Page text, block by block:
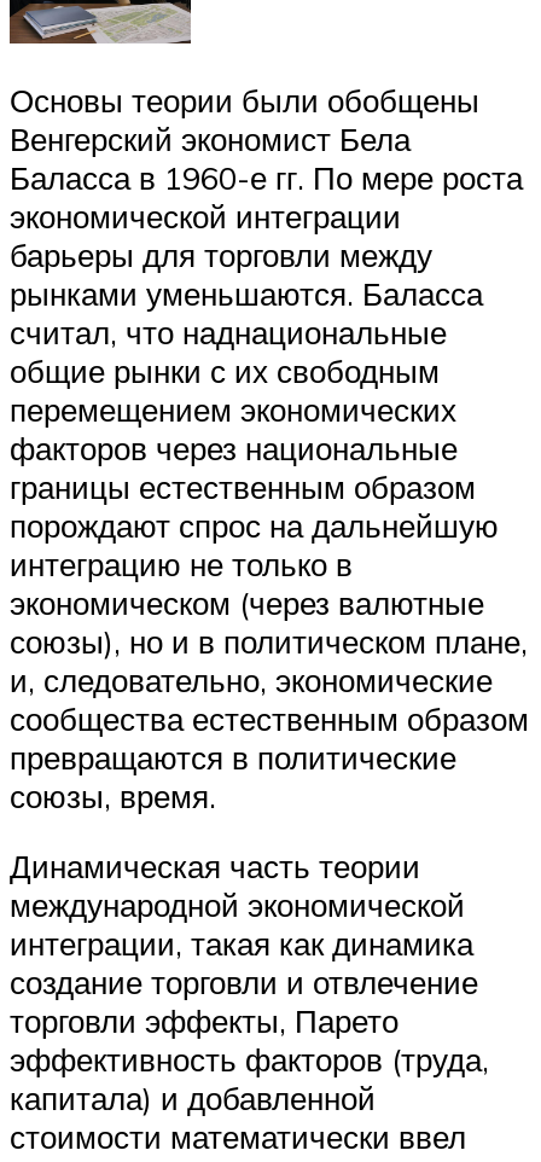
Основы теории были обобщены
Венгерский экономист Бела
Баласса в 1960-е гг. По мере роста
экономической интеграции
барьеры для торговли между
рынками уменьшаются. Баласса
считал, что наднациональные
общие рынки с их свободным
перемещением экономических
факторов через национальные
границы естественным образом
порождают спрос на дальнейшую
интеграцию не только в
экономическом (через валютные
союзы), но и в политическом плане,
и, следовательно, экономические
сообщества естественным образом
превращаются в политические
союзы, время.
Динамическая часть теории
международной экономической
интеграции, такая как динамика
создание торговли и отвлечение
торговли эффекты, Парето
эффективность факторов (труда,
капитала) и добавленной
стоимости математически ввел